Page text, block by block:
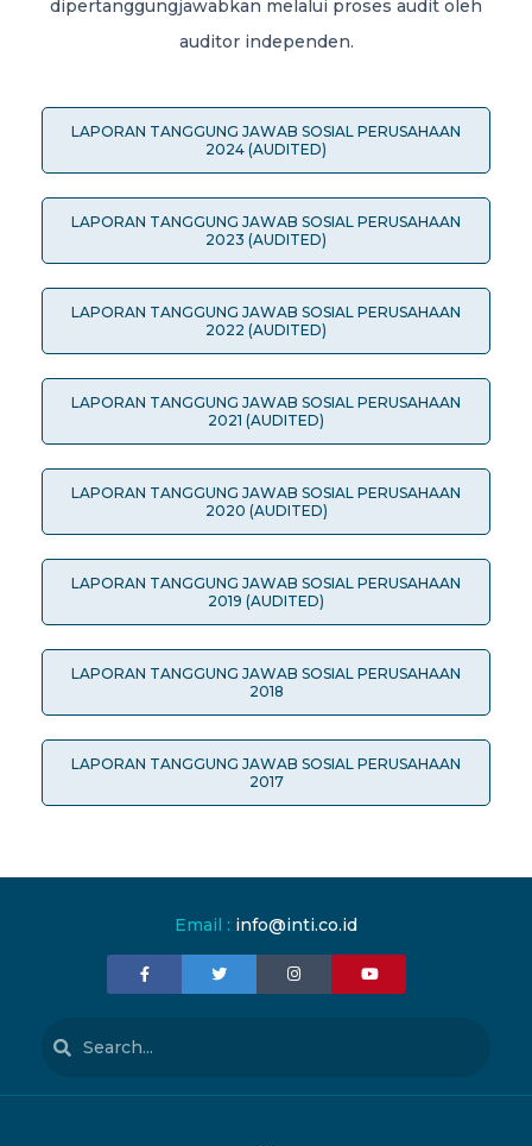
dipertanggungjawabkan melalui proses audit oleh
auditor independen.
LAPORAN TANGGUNG JAWAB SOSIAL PERUSAHAAN
2024 (AUDITED)
LAPORAN TANGGUNG JAWAB SOSIAL PERUSAHAAN
2023 (AUDITED)
LAPORAN TANGGUNG JAWAB SOSIAL PERUSAHAAN
2022 (AUDITED)
LAPORAN TANGGUNG JAWAB SOSIAL PERUSAHAAN
2021 (AUDITED)
LAPORAN TANGGUNG JAWAB SOSIAL PERUSAHAAN
2020 (AUDITED)
LAPORAN TANGGUNG JAWAB SOSIAL PERUSAHAAN
2019 (AUDITED)
LAPORAN TANGGUNG JAWAB SOSIAL PERUSAHAAN
2018
LAPORAN TANGGUNG JAWAB SOSIAL PERUSAHAAN
2017
Email : info@inti.co.id